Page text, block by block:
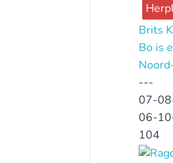
Brits
Bo is
---
07-
06-
104